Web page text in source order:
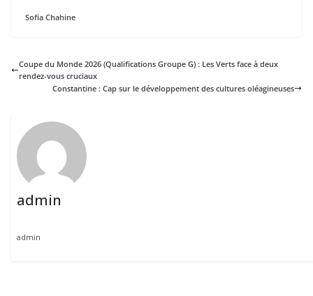
Sofia Chahine
Coupe du Monde 2026 (Qualifications Groupe G) : Les Verts face à deux
rendez-vous cruciaux
Constantine : Cap sur le développement des cultures oléagineuses
admin
admin